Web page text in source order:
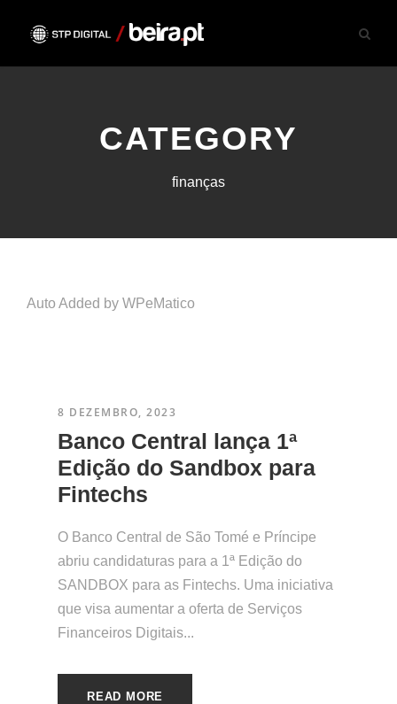
CATEGORY
finanças
Auto Added by WPeMatico
8 DEZEMBRO, 2023
Banco Central lança 1ª
Edição do Sandbox para
Fintechs
O Banco Central de São Tomé e Príncipe
abriu candidaturas para a 1ª Edição do
SANDBOX para as Fintechs. Uma iniciativa
que visa aumentar a oferta de Serviços
Financeiros Digitais...
READ MORE